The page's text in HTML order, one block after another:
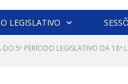
LEGISLATIVO
5º PERÍODO LEGISLATIVO DA 18ª